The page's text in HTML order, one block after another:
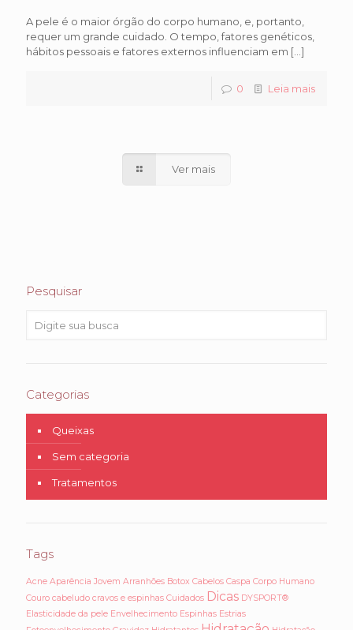
A pele é o maior órgão do corpo humano, e, portanto,
requer um grande cuidado. O tempo, fatores genéticos,
hábitos pessoais e fatores externos influenciam em […]
0 Leia mais
Ver mais
Pesquisar
Categorias
Queixas
Sem categoria
Tratamentos
Tags
Acne Aparência Jovem Arranhões Botox Cabelos Caspa Corpo Humano
Couro cabeludo cravos e espinhas Cuidados Dicas DYSPORT®
Elasticidade da pele Envelhecimento Espinhas Estrias